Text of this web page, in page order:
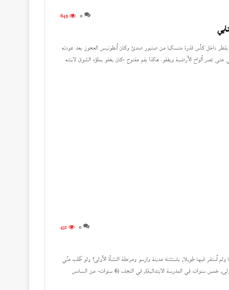
0
649
يقطر داخل كأس قذرة منسكبا من صنبور صدئ وكان أنطونيس العجوز بعد عودته
تصر ألواح الأرضية ويغفو. هكذا بفم مفتوح -كان يغفو يملؤه الشوق لابنته
0
431
أستقر فيها طويلا، باستثناء مدينة وارسو ومرحلة النشأة الأولى! ولو طُلب منّي
أن أعمل جَرْدا بفترة الإقامة في كل منها لقلتُ: في القرية (11 سنة- الولادة والنشأة الأولى، خمس سنوات في المدرسة الابتدائية)، في النجف (6 سنوات- من السادس